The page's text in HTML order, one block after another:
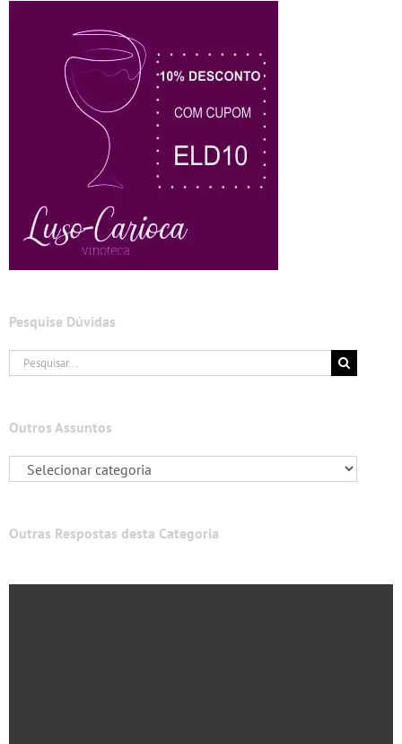
Pesquise Dúvidas
Buscar
resultados
Outros Assuntos
Outras Respostas desta Categoria